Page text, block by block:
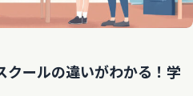
ールの違いがわかる！学